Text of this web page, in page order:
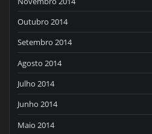
Outubro 2014
Setembro 2014
Agosto 2014
Julho 2014
Junho 2014
Maio 2014